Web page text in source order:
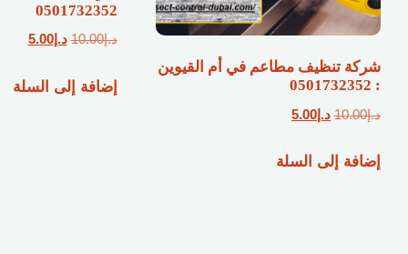
شركة تنظيف مطاعم في أم القيوين
: 0501732352
د.إ10.00 السعر
هو:
د.إ 5.00السعر
هو:
إضافة إلى السلة
0501732352
د.إ10.00 السعر
هو:
د.إ5.00
هو:
إضافة إلى السلة